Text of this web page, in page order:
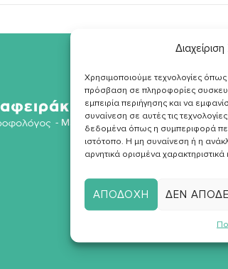
Χρησιμοποιούμε τεχνολογίες
πρόσβαση σε πληροφορίες
εμπειρία περιήγησης και να
συναίνεση σε αυτές τις
δεδομένα όπως η συμπεριφορά
ιστότοπο. Η μη συναίνεση ή η
αρνητικά ορισμένα χαρακτηριστικά
ΑΠΟΔΟΧΉ ΔΕΝ